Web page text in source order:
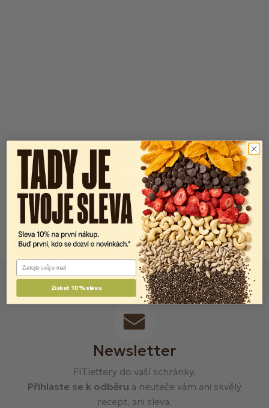
Newsletter
FITlettery do vaší schránky.
Přihlaste se k odběru a neuteče vám ani skvělý
recept, ani sleva.
Email
Získat 10% slevu